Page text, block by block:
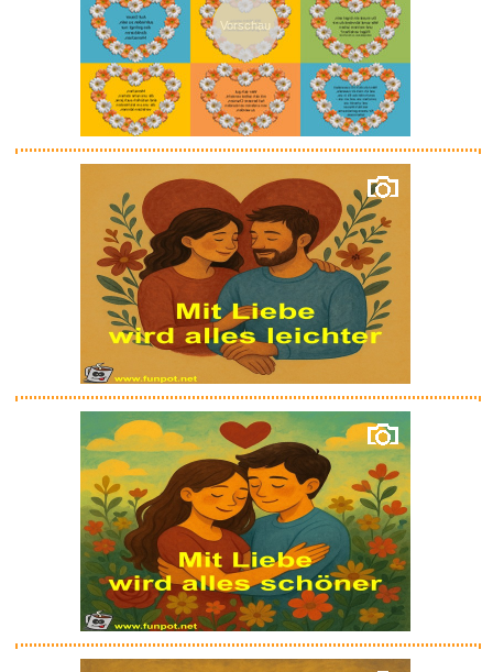
Anzeige
happymaker - Leo Armband,
Wick...
Anzeige
Vorschau